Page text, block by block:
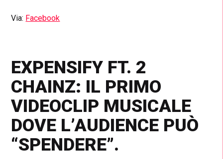
Via: Facebook
EXPENSIFY FT. 2
CHAINZ: IL PRIMO
VIDEOCLIP MUSICALE
DOVE L’AUDIENCE PUÒ
“SPENDERE”.